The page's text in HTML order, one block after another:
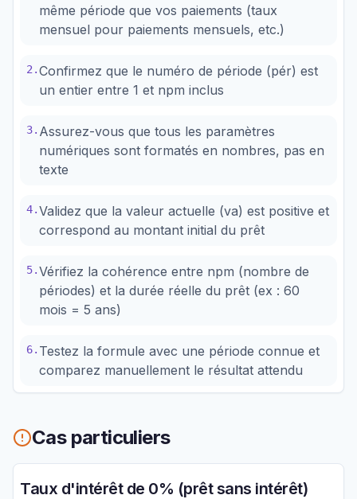
même période que vos paiements (taux
mensuel pour paiements mensuels, etc.)
2 .Confirmez que le numéro de période (pér) est
un entier entre 1 et npm inclus
3. Assurez-vous que tous les paramètres
numériques sont formatés en nombres, pas en
texte
4.Validez que la valeur actuelle (va) est positive et
correspond au montant initial du prêt
5.Vérifiez la cohérence entre npm (nombre de
périodes) et la durée réelle du prêt (ex : 60
mois = 5 ans)
6. Testez la formule avec une période connue et
comparez manuellement le résultat attendu
Cas particuliers
Taux d'intérêt de 0% (prêt sans intérêt)